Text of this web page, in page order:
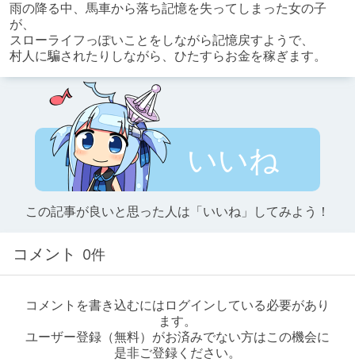
雨の降る中、馬車から落ち記憶を失ってしまった女の子
が、
スローライフっぽいことをしながら記憶戻すようで、
村人に騙されたりしながら、ひたすらお金を稼ぎます。
いいね
この記事が良いと思った人は「いいね」してみよう！
コメント 0件
コメントを書き込むにはログインしている必要があり
ます。
ユーザー登録（無料）がお済みでない方はこの機会に
是非ご登録ください。